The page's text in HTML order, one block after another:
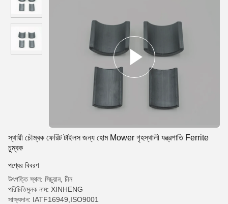
স্থায়ী চৌম্বক ফেরিট টাইলস জন্য হোম Mower গৃহস্থালী যন্ত্রপাতি Ferrite
চুম্বক
পণ্যের বিবরণ
উৎপত্তি স্থল: সিচুয়ান, চীন
পরিচিতিমুলক নাম: XINHENG
সাক্ষ্যদান: IATF16949,ISO9001